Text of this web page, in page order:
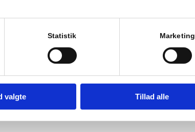
Statistik Marketing
valgte Tillad alle
dine termoruder?
/ iBlog